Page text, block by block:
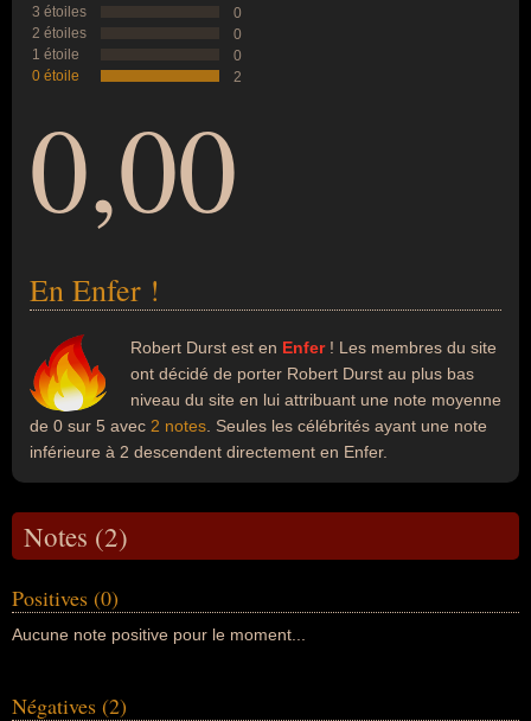
3 étoiles
0
2 étoiles
0
1 étoile
0
0 étoile
2
0,00
En Enfer !
Robert Durst est en Enfer! Les membres du site
ont décidé de porter Robert Durst au plus bas
niveau du site en lui attribuant une note moyenne
de 0 sur 5 avec 2 notes . Seules les célébrités ayant une note
inférieure à 2 descendent directement en Enfer.
Notes (2)
Positives (0)
Aucune note positive pour le moment...
Négatives (2)